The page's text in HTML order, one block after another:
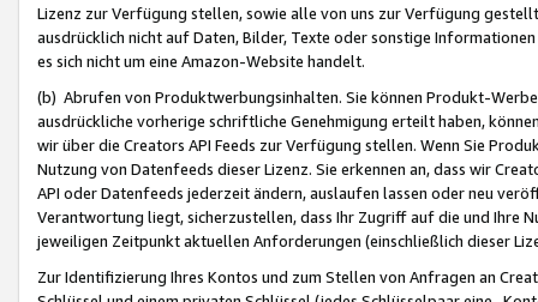
Lizenz zur Verfügung stellen, sowie alle von uns zur Verfügung
ausdrücklich nicht auf Daten, Bilder, Texte oder sonstige
es sich nicht um eine Amazon-Website handelt.
(b) Abrufen von Produktwerbungsinhalten. Sie können Produkt-
ausdrückliche vorherige schriftliche Genehmigung erteilt haben,
wir über die Creators API Feeds zur Verfügung stellen. Wenn Sie
Nutzung von Datenfeeds dieser Lizenz. Sie erkennen an, dass wir
API oder Datenfeeds jederzeit ändern, auslaufen lassen oder neu
Verantwortung liegt, sicherzustellen, dass Ihr Zugriff auf die und Ihre
jeweiligen Zeitpunkt aktuellen Anforderungen (einschließlich dieser
Zur Identifizierung Ihres Kontos und zum Stellen von Anfragen an